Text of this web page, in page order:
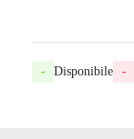
- Disponibile -